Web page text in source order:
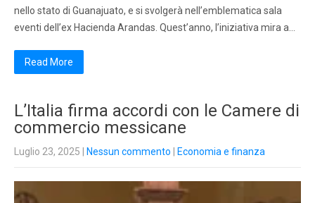
nello stato di Guanajuato, e si svolgerà nell’emblematica sala
eventi dell’ex Hacienda Arandas. Quest’anno, l’iniziativa mira a…
Read More
L’Italia firma accordi con le Camere di
commercio messicane
Luglio 23, 2025 Nessun commento Economia e finanza